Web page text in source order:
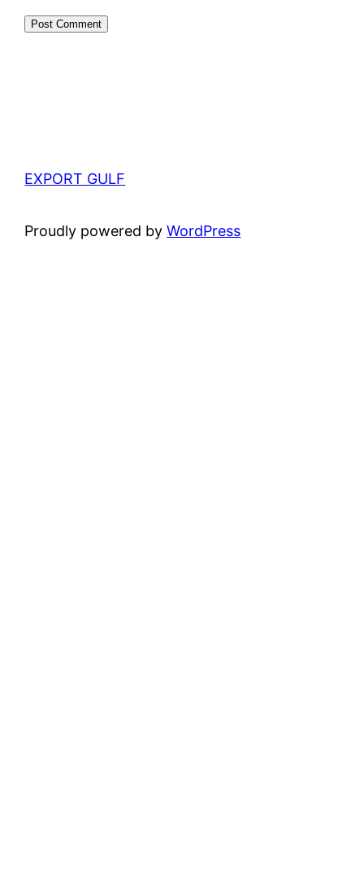
EXPORT GULF
Proudly powered byWordPress